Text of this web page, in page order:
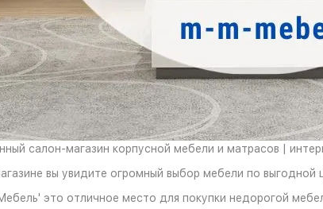
салон-магазин корпусной мебели и матрасов |
вы увидите огромный выбор мебели по
это отличное место для покупки недорогой